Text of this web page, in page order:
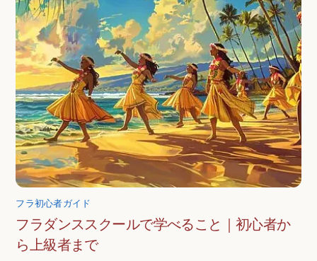
フラ初心者ガイド
フラダンススクールで学べること｜初心者か
ら上級者まで